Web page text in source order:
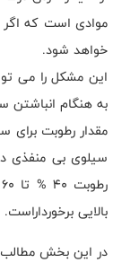
موادی است که اگر
خواهد شود.
این مشکل را می
به هنگام انباشتن
سیلوی بی منفذی
بالایی برخورداراست.
در اين بخش مطالب